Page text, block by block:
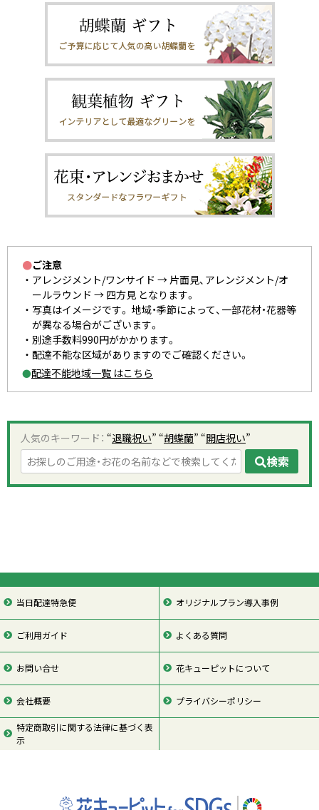
●ご注意
アレンジメント/ワンサイド → 片面見、アレンジメント/オ
ールラウンド → 四方見 となります。
写真はイメージです。 地域・季節によって、一部花材・花器等
が異なる場合がございます。
別途手数料990円がかかります。
配達不能な区域がありますのでご確認ください。
●配達不能地域一覧 はこちら
人気のキーワード： “退職祝い” “胡蝶蘭” “開店祝い”
検索
当日配達特急便 オリジナルプラン導入事例
ご利用ガイド よくある質問
お問い合せ 花キューピットについて
会社概要 プライバシーポリシー
特定商取引に関する法律に基づく表
示